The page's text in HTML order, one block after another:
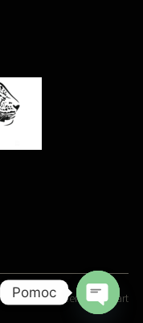
StowarzyszenieLampart
Pomoc